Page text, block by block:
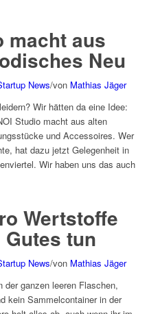
macht aus
Neu
News/von Mathias Jäger
Wir hätten da eine Idee:
Studio macht aus alten
und Accessoires. Wer
hat dazu jetzt Gelegenheit in
Wir haben uns das auch
Wertstoffe
tun
News/von Mathias Jäger
der ganzen leeren Flaschen,
kein Sammelcontainer in der